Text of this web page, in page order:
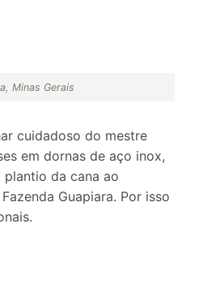
Minas Gerais
cuidadoso do mestre
em dornas de aço inox,
da cana ao
Guapiara. Por isso